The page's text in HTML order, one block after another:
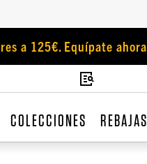
a 125€. Equípate
COLECCIONES